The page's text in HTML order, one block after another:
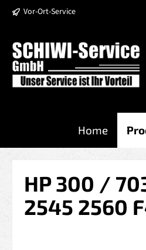
Hauptinhalt springen
Zur Suche springen
Zur Hauptnavigation springen
Vor-Ort-Service
Home
HP 300 /
2545 2560